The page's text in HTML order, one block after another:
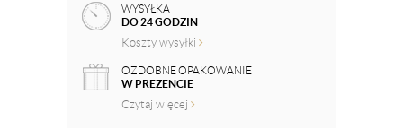
WYSYŁKA
DO 24 GODZIN
Koszty wysyłki
OZDOBNE OPAKOWANIE
W PREZENCIE
Czytaj więcej